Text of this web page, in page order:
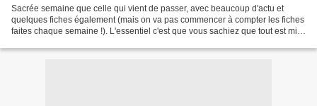
Sacrée semaine que celle qui vient de passer, avec beaucoup d'actu et
quelques fiches également (mais on va pas commencer à compter les fiches
faites chaque semaine !). L'essentiel c'est que vous sachiez que tout est mis